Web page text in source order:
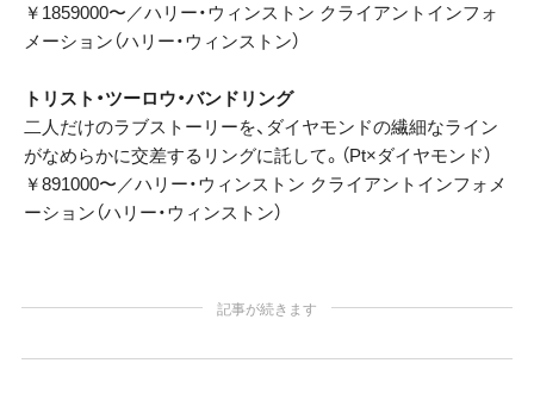
￥1859000〜／ハリー・ウィンストン クライアントインフォ
メーション（ハリー・ウィンストン）
トリスト・ツーロウ・バンドリング
二人だけのラブストーリーを、ダイヤモンドの繊細なライン
がなめらかに交差するリングに託して。（Pt×ダイヤモンド）
￥891000〜／ハリー・ウィンストン クライアントインフォメ
ーション（ハリー・ウィンストン）
記事が続きます